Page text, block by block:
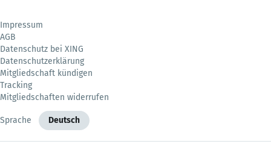
Impressum
AGB
Datenschutz bei XING
Datenschutzerklärung
Mitgliedschaft kündigen
Tracking
Mitgliedschaften widerrufen
Sprache Deutsch